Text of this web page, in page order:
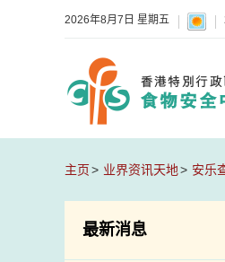
2026年8月7日 星期五
主页 业界资讯天地 安乐
最新消息